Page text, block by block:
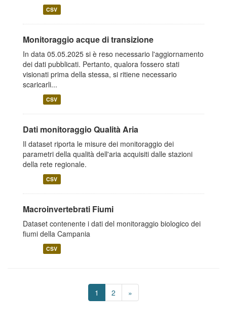
CSV
Monitoraggio acque di transizione
In data 05.05.2025 si è reso necessario l'aggiornamento
dei dati pubblicati. Pertanto, qualora fossero stati
visionati prima della stessa, si ritiene necessario
scaricarli...
CSV
Dati monitoraggio Qualità Aria
Il dataset riporta le misure dei monitoraggio dei
parametri della qualità dell'aria acquisiti dalle stazioni
della rete regionale.
CSV
Macroinvertebrati Fiumi
Dataset contenente i dati del monitoraggio biologico dei
fiumi della Campania
CSV
1 2 »